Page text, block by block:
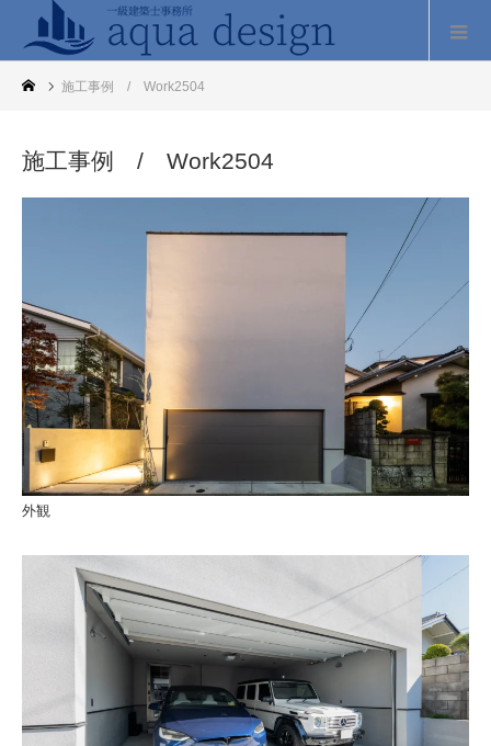
施工事例 / Work2504
施工事例 / Work2504
外観